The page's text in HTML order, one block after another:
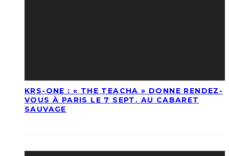
KRS-ONE : « THE TEACHA » DONNE RENDEZ-
VOUS À PARIS LE 7 SEPT. AU CABARET
SAUVAGE